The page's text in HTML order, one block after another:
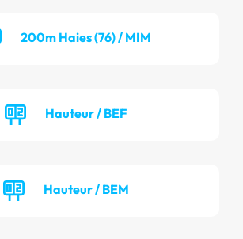
200m Haies (76) / MIM
Hauteur / BEF
Hauteur / BEM